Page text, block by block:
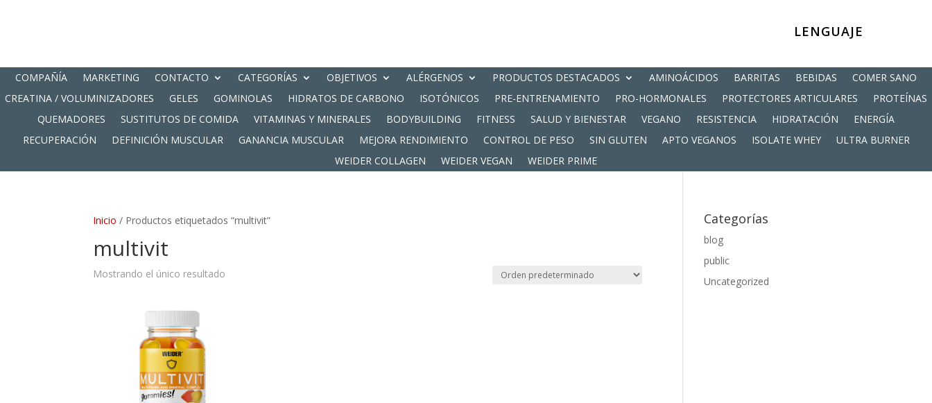
LENGUAJE
COMPAÑÍA MARKETING CONTACTO CATEGORÍAS OBJETIVOS ALÉRGENOS PRODUCTOS DESTACADOS AMINOÁCIDOS BARRITAS BEBIDAS
COMER SANO
CREATINA / VOLUMINIZADORES
GELES GOMINOLAS HIDRATOS DE CARBONO ISOTÓNICOS PRE-ENTRENAMIENTO PRO-HORMONALES PROTECTORES ARTICULARES
PROTEÍNAS
QUEMADORES
SUSTITUTOS DE COMIDA VITAMINAS Y MINERALES BODYBUILDING FITNESS SALUD Y BIENESTAR VEGANO RESISTENCIA HIDRATACIÓN
ENERGÍA
RECUPERACIÓN
DEFINICIÓN MUSCULAR GANANCIA MUSCULAR MEJORA RENDIMIENTO CONTROL DE PESO SIN GLUTEN APTO VEGANOS ISOLATE WHEY
ULTRA BURNER
WEIDER COLLAGEN
WEIDER VEGAN WEIDER PRIME
Inicio / Productos etiquetados “multivit”
multivit
Mostrando el único resultado
Categorías
blog
public
Uncategorized